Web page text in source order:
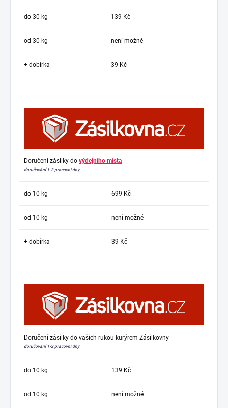
do 30 kg 139 Kč
od 30 kg není možné
+ dobírka 39 Kč
Doručení zásilky do výdejního místa
doručování 1-2 pracovní dny
do 10 kg 699 Kč
od 10 kg není možné
+ dobírka 39 Kč
Doručení zásilky do vašich rukou kurýrem Zásilkovny
doručování 1-2 pracovní dny
do 10 kg 139 Kč
od 10 kg není možné